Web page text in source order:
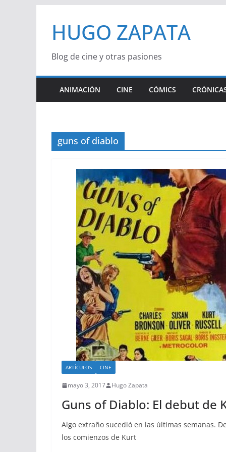
contenido
HUGO ZAPATA
Blog de cine y otras pasiones
ANIMACIÓN CINE CÓMICS
guns of diablo
ARTÍCULOS CINE
mayo 3, 2017 Hugo Zapata
Guns of Diablo: El debut de
Algo extraño sucedió en las últimas semanas.
los comienzos de Kurt